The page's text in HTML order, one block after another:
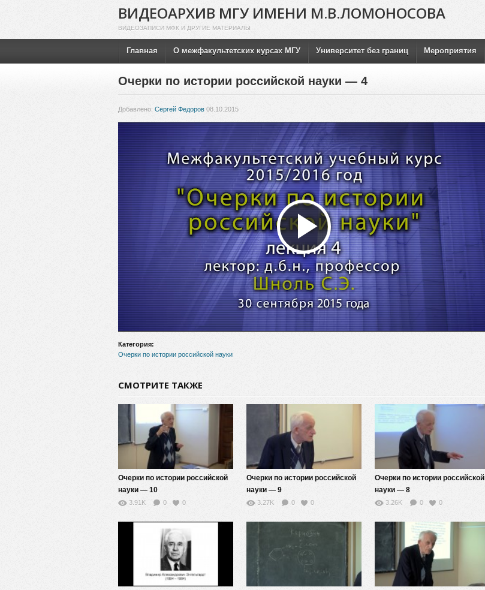
ВИДЕОАРХИВ МГУ ИМЕНИ М.В.ЛОМОНОСОВА
ВИДЕОЗАПИСИ МФК И ДРУГИЕ МАТЕРИАЛЫ
Главная О межфакультетских курсах МГУ Университет без границ Мероприятия
Очерки по истории российской науки — 4
Добавлено: Сергей Федоров 08.10.2015
Воспроизвести
видео
Категория:
Очерки по истории российской науки
СМОТРИТЕ ТАКЖЕ
Очерки по истории российской
науки — 10
3.91K 0 0
Очерки по истории российской
науки — 9
3.27K 0 0
Очерки по истории российской
науки — 8
3.26K 0 0